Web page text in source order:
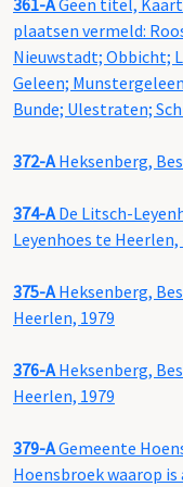
361-AGeen titel, Kaart
plaatsen vermeld:
Nieuwstadt; Obbicht;
Geleen;
Bunde; Ulestraten;
372-AHeksenberg,
374-ADe Litsch-
Leyenhoes te Heerlen,
375-AHeksenberg,
Heerlen, 1979
376-AHeksenberg,
Heerlen, 1979
379-AGemeente
Hoensbroek waarop